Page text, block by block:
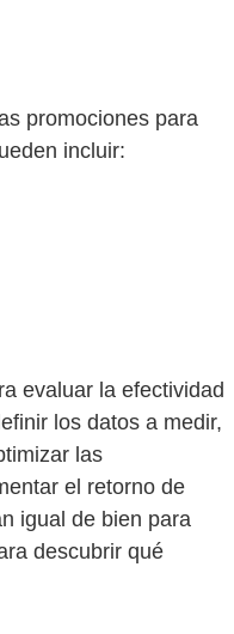
promociones para
incluir:
evaluar la efectividad
los datos a medir,
las
el retorno de
igual de bien para
descubrir qué